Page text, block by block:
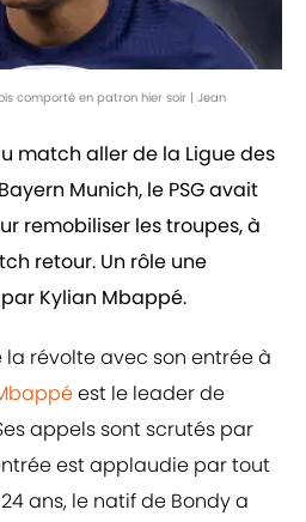
comporté en patron hier soir | Jean
match aller de la Ligue des
Munich, le PSG avait
remobiliser les troupes, à
retour. Un rôle une
Kylian Mbappé.
la révolte avec son entrée à
est le leader de
appels sont scrutés par
est applaudie par tout
ans, le natif de Bondy a